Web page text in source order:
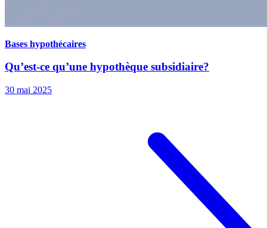
Bases hypothécaires
Qu’est-ce qu’une hypothèque subsidiaire?
30 mai 2025